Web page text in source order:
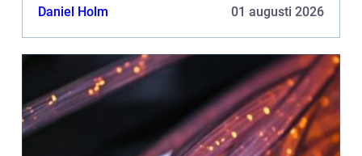
Daniel Holm 01 augusti 2026